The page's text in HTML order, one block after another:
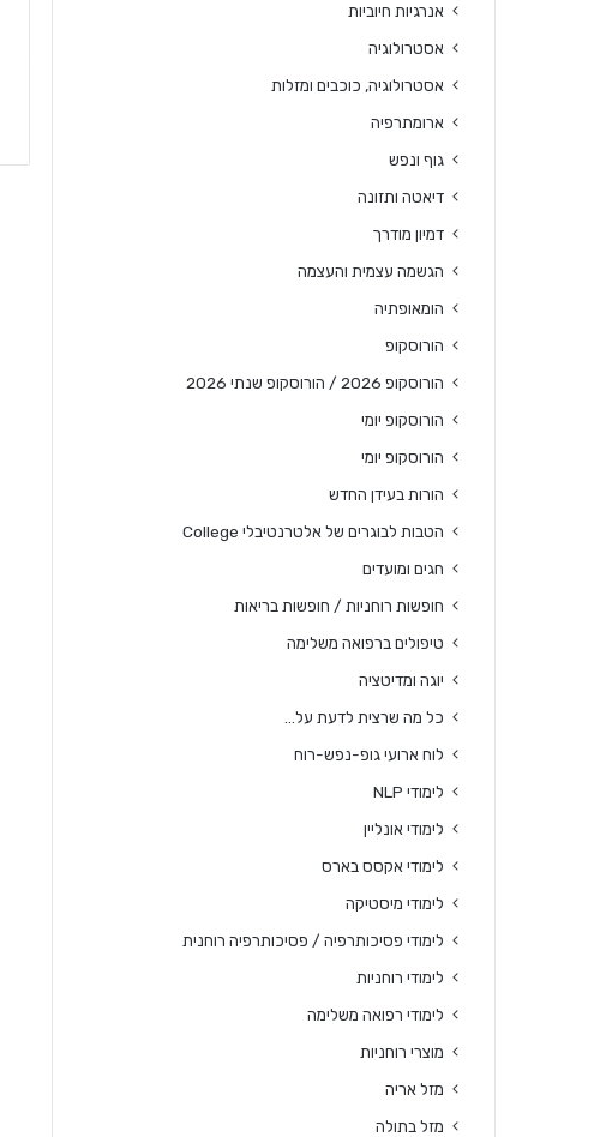
אנרגיות חיוביות
אסטרולוגיה
אסטרולוגיה, כוכבים ומזלות
ארומתרפיה
גוף ונפש
דיאטה ותזונה
דמיון מודרך
הגשמה עצמית והעצמה
הומאופתיה
הורוסקופ
הורוסקופ 2026 / הורוסקופ שנתי 2026
הורוסקופ יומי
הורוסקופ יומי
הורות בעידן החדש
הטבות לבוגרים של אלטרנטיבלי College
חגים ומועדים
חופשות רוחניות / חופשות בריאות
טיפולים ברפואה משלימה
יוגה ומדיטציה
כל מה שרצית לדעת על…
לוח ארועי גופ-נפש-רוח
לימודי NLP
לימודי אונליין
לימודי אקסס בארס
לימודי מיסטיקה
לימודי פסיכותרפיה / פסיכותרפיה רוחנית
לימודי רוחניות
לימודי רפואה משלימה
מוצרי רוחניות
מזל אריה
מזל בתולה